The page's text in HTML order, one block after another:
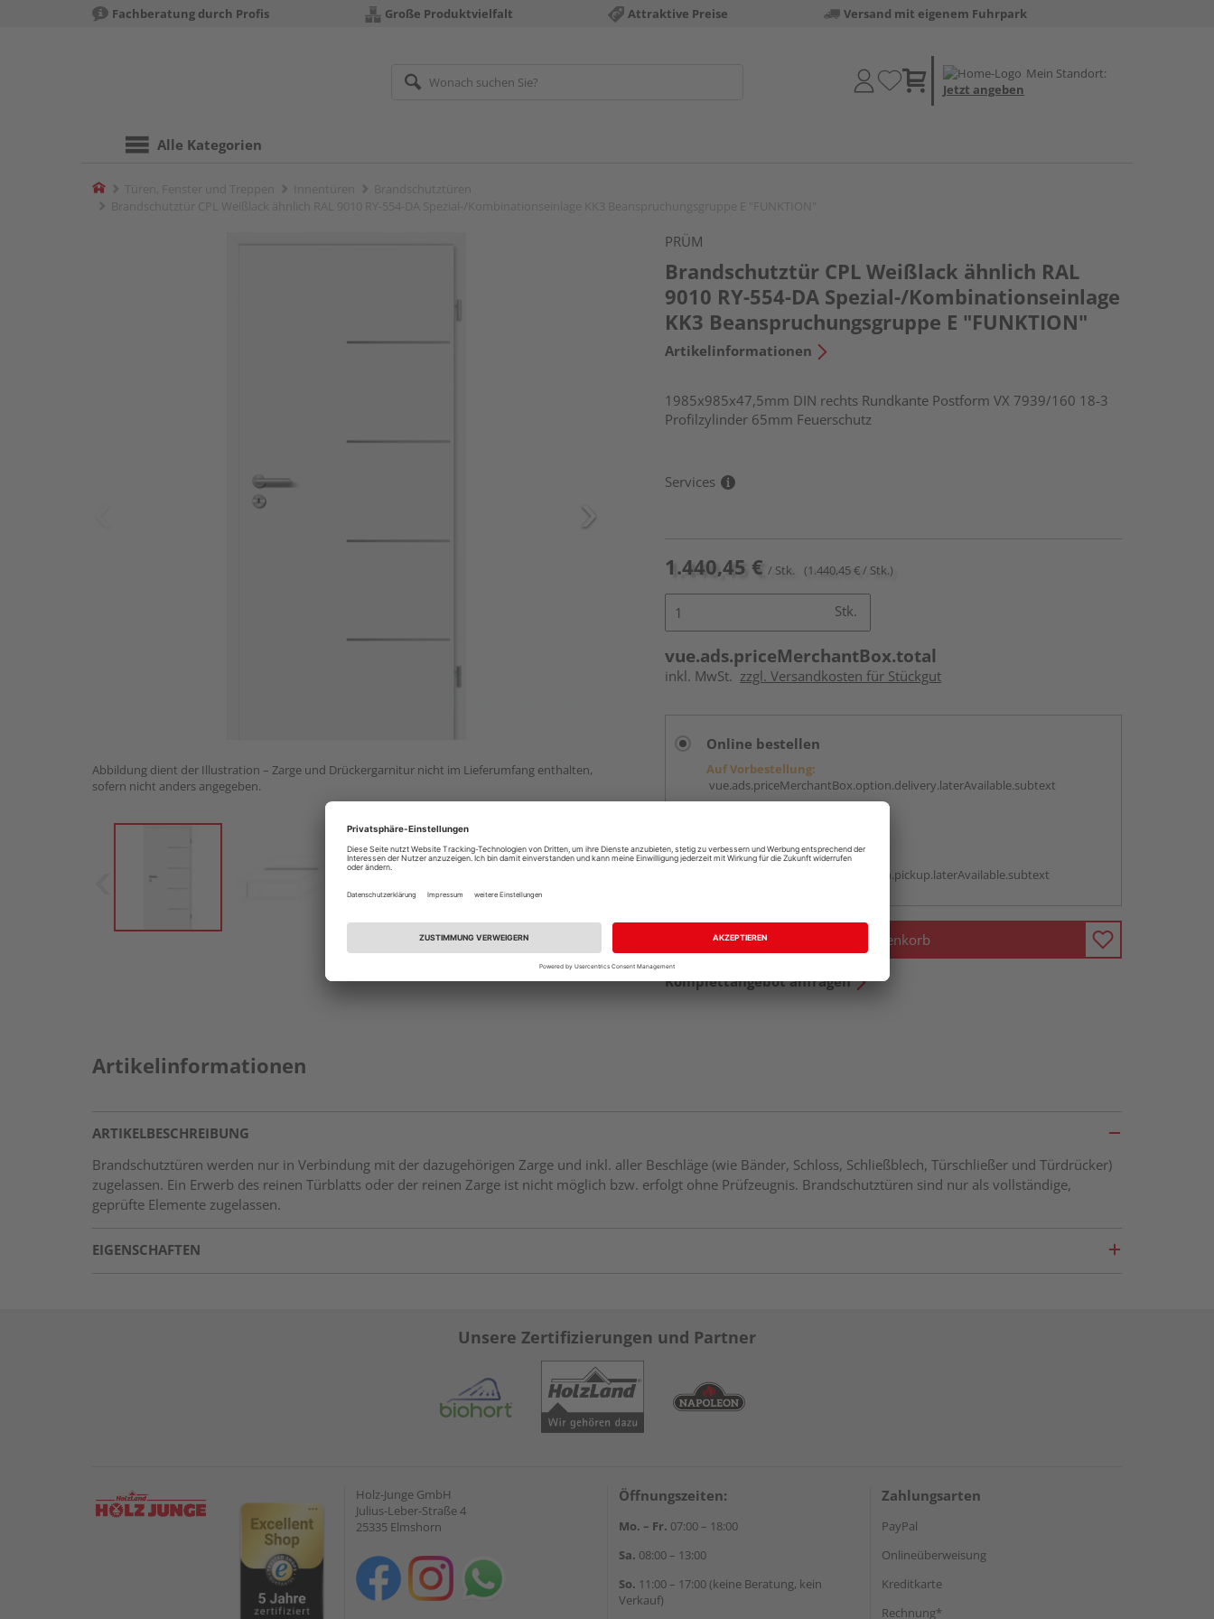
Fachberatung durch Profis Große Produktvielfalt Attraktive Preise Versand mit eigenem Fuhrpark
Mein Standort:
Jetzt angeben
Alle Kategorien
Home
Abbildung dient der Illustration – Zarge und Drückergarnitur nicht im Lieferumfang enthalten,
sofern nicht anders angegeben.
PRÜM
Brandschutztür CPL Weißlack ähnlich RAL
9010 RY-554-DA Spezial-/Kombinationseinlage
KK3 Beanspruchungsgruppe E "FUNKTION"
Artikelinformationen
1985x985x47,5mm DIN rechts Rundkante Postform VX 7939/160 18-3
Profilzylinder 65mm Feuerschutz
Services
1.440,45 € / Stk. (1.440,45 € / Stk.)
Stk.
vue.ads.priceMerchantBox.total
inkl. MwSt. zzgl. Versandkosten für Stückgut
Online bestellen
Auf Vorbestellung:
vue.ads.priceMerchantBox.option.delivery.laterAvailable.subtext
Auf Vorbestellung:
vue.ads.priceMerchantBox.option.pickup.laterAvailable.subtext
In den Warenkorb
Komplettangebot anfragen
Artikelinformationen
ARTIKELBESCHREIBUNG
Brandschutztüren werden nur in Verbindung mit der dazugehörigen Zarge und inkl. aller Beschläge (wie Bänder, Schloss, Schließblech, Türschließer und Türdrücker)
zugelassen. Ein Erwerb des reinen Türblatts oder der reinen Zarge ist nicht möglich bzw. erfolgt ohne Prüfzeugnis. Brandschutztüren sind nur als vollständige,
geprüfte Elemente zugelassen.
EIGENSCHAFTEN
Unsere Zertifizierungen und Partner
Holz-Junge GmbH
Julius-Leber-Straße 4
25335 Elmshorn
Öffnungszeiten:
Mo. – Fr. 07:00 – 18:00
Sa. 08:00 – 13:00
So. 11:00 – 17:00 (keine Beratung, kein
Verkauf)
Zahlungsarten
PayPal
Onlineüberweisung
Kreditkarte
Rechnung*